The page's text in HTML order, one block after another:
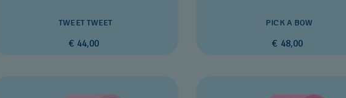
TWEET TWEET
€ 44,00
PICK A BOW
€ 48,00